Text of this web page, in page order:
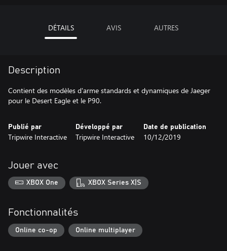
DÉTAILS AVIS AUTRES
Description
Contient des modèles d'arme standards et dynamiques de Jaeger
pour le Desert Eagle et le P90.
Publié par
Tripwire Interactive
Développé par
Tripwire Interactive
Date de publication
10/12/2019
Jouer avec
XBOX One XBOX Series X|S
Fonctionnalités
Online co-op Online multiplayer